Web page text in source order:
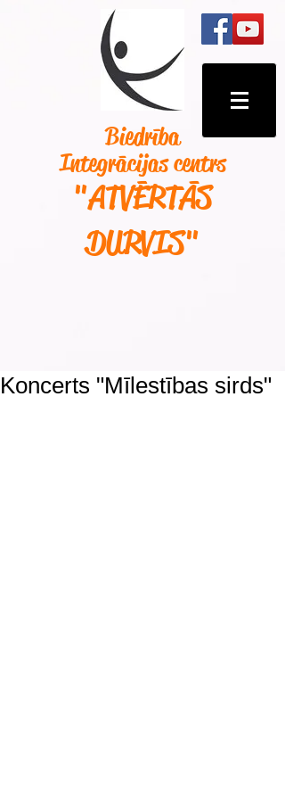
Biedrība
Integrācijas centrs
"ATVĒRTĀS
DURVIS"
Koncerts "Mīlestības sirds"